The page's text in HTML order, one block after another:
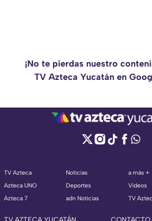
¡No te pierdas nuestro
TV Azteca Yucatán en
TV Azteca
Azteca UNO
Azteca 7
Noticias
Deportes
adn Noticias
a más +
Videos
TV